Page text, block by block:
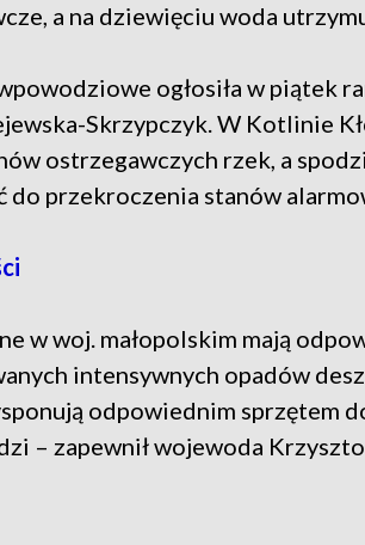
a na dziewięciu woda
ogłosiła w piątek
Skrzypczyk. W Kotlinie
ostrzegawczych rzek, a
do przekroczenia stanów
w woj. małopolskim mają
intensywnych opadów
odpowiednim sprzętem
– zapewnił wojewoda